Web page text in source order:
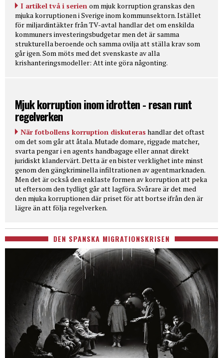
I artikel två i serien om mjuk korruption granskas den
mjuka korruptionen i Sverige inom kommunsektorn. Istället
för miljardintäkter från TV-avtal handlar det om enskilda
kommuners investeringsbudgetar men det är samma
strukturella beroende och samma ovilja att ställa krav som
går igen. Som möts med det svenskaste av alla
krishanteringsmodeller: Att inte göra någonting.
Mjuk korruption inom idrotten - resan runt
regelverken
När fotbollens korruption diskuteras handlar det oftast
om det som går att åtala. Mutade domare, riggade matcher,
svarta pengar i en agents handbagage eller annat direkt
juridiskt klandervärt. Detta är en bister verklighet inte minst
genom den gängkriminella infiltrationen av agentmarknaden.
Men det är också den enklaste formen av korruption att peka
ut eftersom den tydligt går att lagföra. Svårare är det med
den mjuka korruptionen där priset för att bortse ifrån den är
lägre än att följa regelverken.
DEN SPANSKA MIGRATIONSKRISEN